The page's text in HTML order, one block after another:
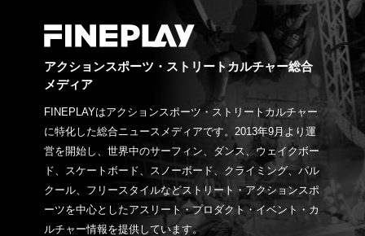
アクションスポーツ・ストリートカルチャー総合
メディア
FINEPLAYはアクションスポーツ・ストリートカルチャー
に特化した総合ニュースメディアです。2013年9月より運
営を開始し、世界中のサーフィン、ダンス、ウェイクボー
ド、スケートボード、スノーボード、クライミング、パル
クール、フリースタイルなどストリート・アクションスポ
ーツを中心としたアスリート・プロダクト・イベント・カ
ルチャー情報を提供しています。